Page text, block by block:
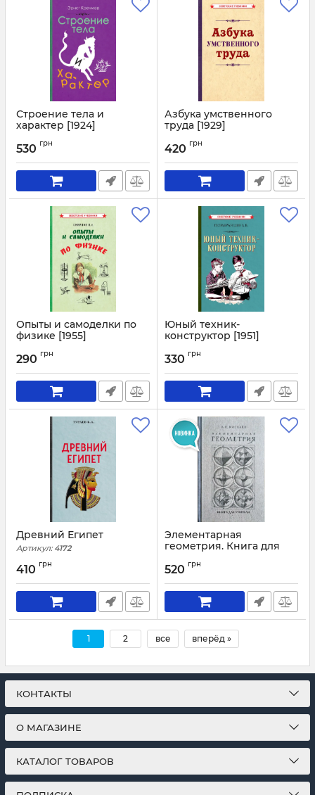
Строение тела и
характер [1924]
530 грн
Азбука умственного
труда [1929]
420 грн
Опыты и самоделки по
физике [1955]
290 грн
Юный техник-
конструктор [1951]
330 грн
Древний Египет
Артикул: 4172
410 грн
Элементарная
геометрия. Книга для
Артикул:
520 грн
1 2 все вперёд »
КОНТАКТЫ
О МАГАЗИНЕ
КАТАЛОГ ТОВАРОВ